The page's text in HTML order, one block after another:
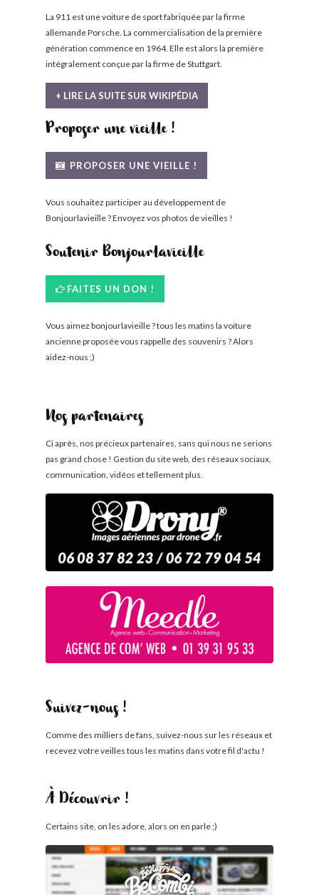
La 911 est une voiture de sport fabriquée par la firme
allemande Porsche. La commercialisation de la première
génération commence en 1964. Elle est alors la première
intégralement conçue par la firme de Stuttgart.
+ LIRE LA SUITE SUR WIKIPÉDIA
Proposer une vieille !
PROPOSER UNE VIEILLE !
Vous souhaitez participer au développement de
Bonjourlavieille ? Envoyez vos photos de vieilles !
Soutenir Bonjourlavieille
FAITES UN DON !
Vous aimez bonjourlavieille ? tous les matins la voiture
ancienne proposée vous rappelle des souvenirs ? Alors
aidez-nous ;)
Nos partenaires
Ci après, nos précieux partenaires, sans qui nous ne serions
pas grand chose ! Gestion du site web, des réseaux sociaux,
communication, vidéos et tellement plus.
Suivez-nous !
Comme des milliers de fans, suivez-nous sur les réseaux et
recevez votre veilles tous les matins dans votre fil d'actu !
À Découvrir !
Certains site, on les adore, alors on en parle ;)